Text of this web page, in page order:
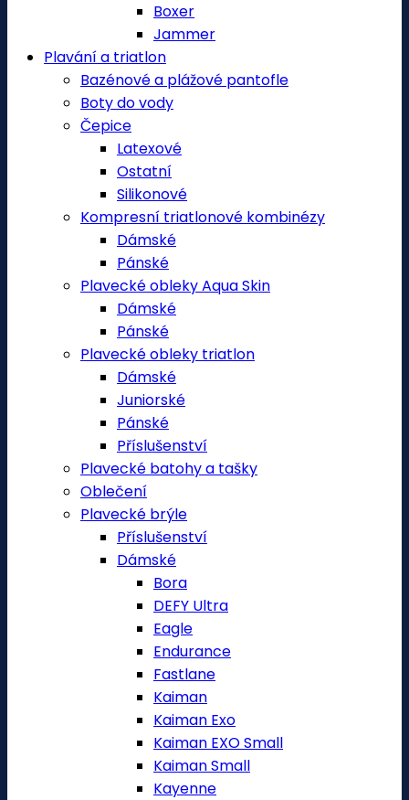
Boxer
Jammer
Plavání a triatlon
Bazénové a plážové pantofle
Boty do vody
Čepice
Latexové
Ostatní
Silikonové
Kompresní triatlonové kombinézy
Dámské
Pánské
Plavecké obleky Aqua Skin
Dámské
Pánské
Plavecké obleky triatlon
Dámské
Juniorské
Pánské
Příslušenství
Plavecké batohy a tašky
Oblečení
Plavecké brýle
Příslušenství
Dámské
Bora
DEFY Ultra
Eagle
Endurance
Fastlane
Kaiman
Kaiman Exo
Kaiman EXO Small
Kaiman Small
Kayenne